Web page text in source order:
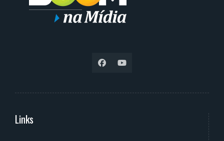
Links
Serviços